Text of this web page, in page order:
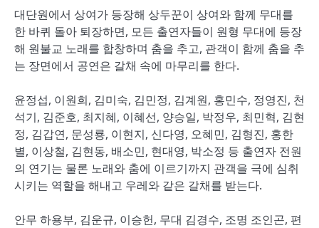
대단원에서 상여가 등장해 상두꾼이 상여와 함께 무대를
한 바퀴 돌아 퇴장하면, 모든 출연자들이 원형 무대에 등장
해 원불교 노래를 합창하며 춤을 추고, 관객이 함께 춤을 추
는 장면에서 공연은 갈채 속에 마무리를 한다.
윤정섭, 이원희, 김미숙, 김민정, 김계원, 홍민수, 정영진, 천
석기, 김준호, 최지혜, 이혜선, 양승일, 박정우, 최민혁, 김현
정, 김갑연, 문성룡, 이현지, 신다영, 오혜민, 김형진, 홍한
별, 이상철, 김현동, 배소민, 현대영, 박소정 등 출연자 전원
의 연기는 물론 노래와 춤에 이르기까지 관객을 극에 심취
시키는 역할을 해내고 우레와 같은 갈채를 받는다.
안무 하용부, 김운규, 이승헌, 무대 김경수, 조명 조인곤, 편